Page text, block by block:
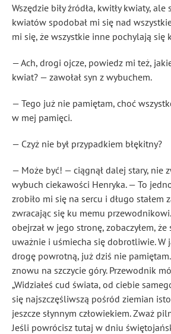
Wszędzie biły źródła, kwitły kwiaty,
kwiatów spodobał mi się nad
mi się, że wszystkie inne pochylają się
— Ach, drogi ojcze, powiedz mi też,
kwiat? — zawołał syn z wybuchem.
— Tego już nie pamiętam, choć
w mej pamięci.
— Czyż nie był przypadkiem błękitny?
— Może być! — ciągnął dalej stary, nie
wybuch ciekawości Henryka. — To
zrobiło mi się na sercu i długo stałem
zwracając się ku memu
obejrzał w jego stronę, zobaczyłem,
uważnie i uśmiecha się dobrotliwie. W
drogę powrotną, już dziś nie
znowu na szczycie góry. Przewodnik
„Widziałeś cud świata, od ciebie
się najszczęśliwszą pośród ziemian
jeszcze słynnym człowiekiem. Zważ
Jeśli powrócisz tutaj w dniu